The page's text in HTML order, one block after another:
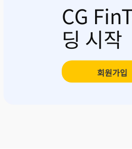
CG
딩 시작
회원가입